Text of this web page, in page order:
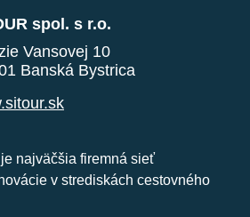
spol. s r.o.
Vansovej 10
Banská Bystrica
najväčšia firemná sieť
v strediskách cestovného